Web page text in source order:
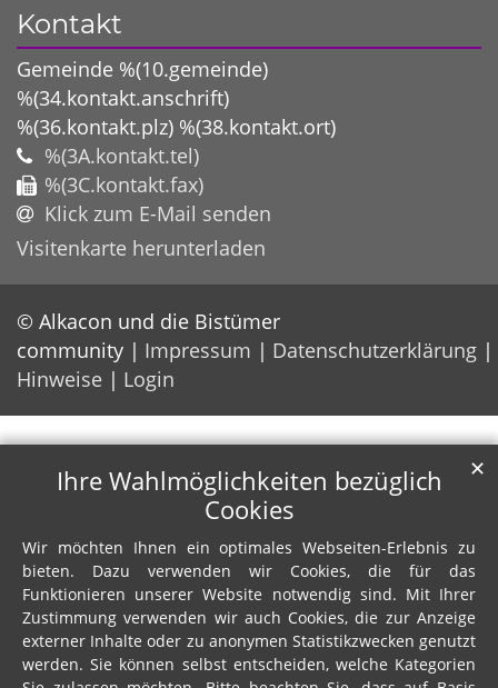
Kontakt
Gemeinde %(10.gemeinde)
%(34.kontakt.anschrift)
%(36.kontakt.plz) %(38.kontakt.ort)
%(3A.kontakt.tel)
%(3C.kontakt.fax)
Klick zum E-Mail senden
Visitenkarte herunterladen
© Alkacon und die Bistümer
community
Impressum
Datenschutzerklärung
Hinweise
Login
Ihre Wahlmöglichkeiten bezüglich
Cookies
Wir möchten Ihnen ein optimales Webseiten-Erlebnis zu
bieten. Dazu verwenden wir Cookies, die für das
Funktionieren unserer Website notwendig sind. Mit Ihrer
Zustimmung verwenden wir auch Cookies, die zur Anzeige
externer Inhalte oder zu anonymen Statistikzwecken genutzt
werden. Sie können selbst entscheiden, welche Kategorien
✕